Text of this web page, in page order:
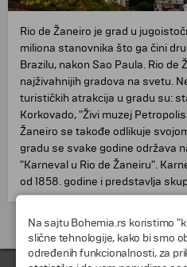
Rio de Žaneiro je grad u
miliona stanovnika što ga čini
Brazilu, nakon Sao Paula. Rio de
najživahnijih gradova na svetu.
turističkih atrakcija u gradu su:
Korkovado, "Živi muzej
Žaneiro se takođe odlikuje
gradu se svake godine održava
"Karneval u Rio de Žaneiru".
od 1858. godine i predstavlja
Putovanja i
Na sajtu Bohemia.rs koristimo
slične tehnologije, kako bi smo
određenih funkcionalnosti, za